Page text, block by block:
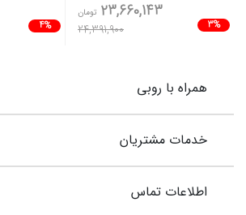
3%
23,660,143 تومان
24,391,900
4%
همراه با روبی
خدمات مشتریان
اطلاعات تماس